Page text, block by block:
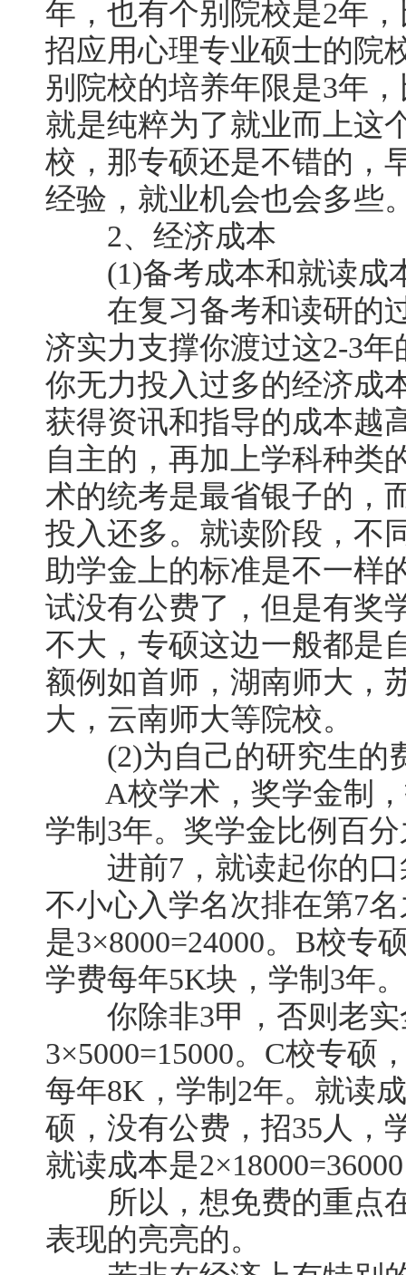
年，也有个别院校是2年
招应用心理专业硕士的院
别院校的培养年限是3年
就是纯粹为了就业而上这
校，那专硕还是不错的，
经验，就业机会也会多些
2、经济成本
(1)备考成本和就读成
在复习备考和读研的过
济实力支撑你渡过这2-3
你无力投入过多的经济成
获得资讯和指导的成本越
自主的，再加上学科种类
术的统考是最省银子的，
投入还多。就读阶段，不
助学金上的标准是不一样
试没有公费了，但是有奖
不大，专硕这边一般都是
额例如首师，湖南师大，
大，云南师大等院校。
(2)为自己的研究生的
A校学术，奖学金制，
学制3年。奖学金比例百分
进前7，就读起你的口
不小心入学名次排在第7
是3×8000=24000。B校专
学费每年5K块，学制3年。
你除非3甲，否则老实
3×5000=15000。C校专硕
每年8K，学制2年。就读
硕，没有公费，招35人，
就读成本是
所以，想免费的重点在
表现的亮亮的。